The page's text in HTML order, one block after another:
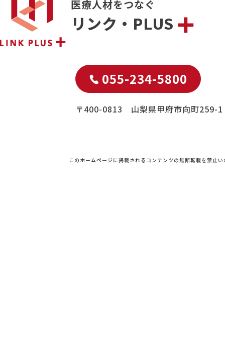
医療人材をつなぐ
リンク・PLUS
055-234-5800
〒400-0813 山梨県甲府市向町259-1
このホームページに掲載されるコンテンツの無断転載を禁止い